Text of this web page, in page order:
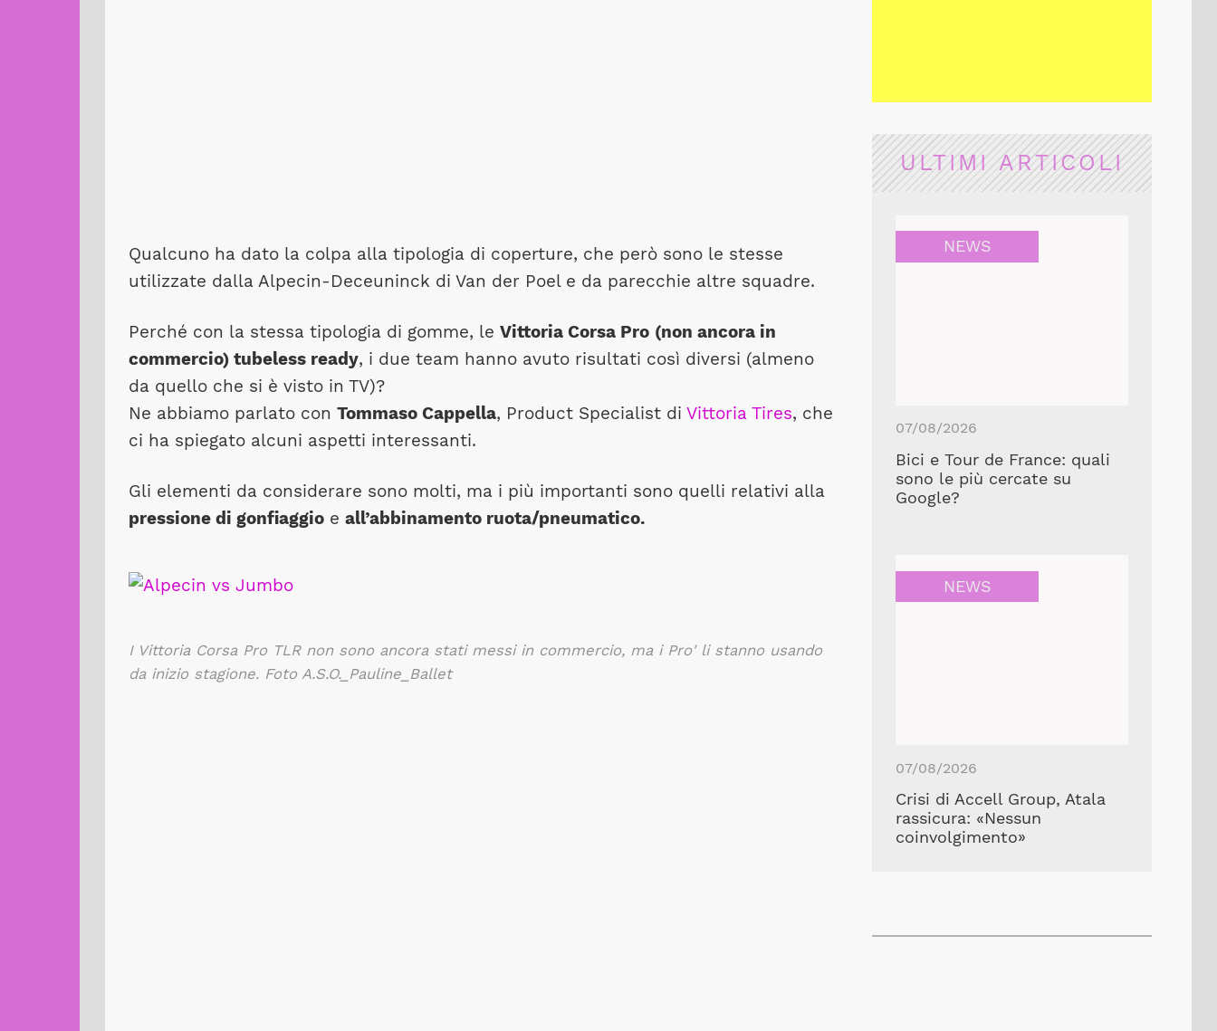
Qualcuno ha dato la colpa alla tipologia di coperture, che però sono le stesse
utilizzate dalla Alpecin-Deceuninck di Van der Poel e da parecchie altre squadre.
Perché con la stessa tipologia di gomme, le Vittoria Corsa Pro (non ancora in
commercio) tubeless ready, i due team hanno avuto risultati così diversi (almeno
da quello che si è visto in TV)?
Ne abbiamo parlato con Tommaso Cappella, Product Specialist di Vittoria Tires, che
ci ha spiegato alcuni aspetti interessanti.
Gli elementi da considerare sono molti, ma i più importanti sono quelli relativi alla
pressione di gonfiaggio e all’abbinamento ruota/pneumatico.
I Vittoria Corsa Pro TLR non sono ancora stati messi in commercio, ma i Pro' li stanno usando
da inizio stagione. Foto A.S.O._Pauline_Ballet
ULTIMI ARTICOLI
NEWS
07/08/2026
Bici e Tour de France: quali
sono le più cercate su
Google?
NEWS
07/08/2026
Crisi di Accell Group, Atala
rassicura: «Nessun
coinvolgimento»